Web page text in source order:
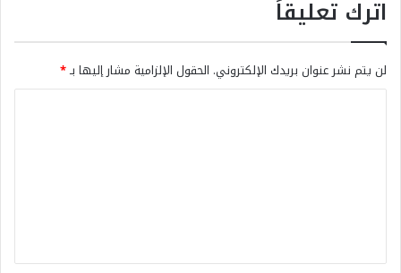
اترك تعليقاً
لن يتم نشر عنوان بريدك الإلكتروني. الحقول الإلزامية مشار إليها بـ*